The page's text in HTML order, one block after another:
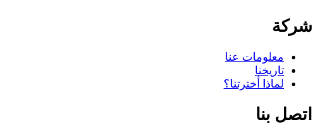
شركة
معلومات عنا
تاريخنا
لماذا أخترتنا؟
اتصل بنا